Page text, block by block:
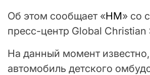
Об этом сообщает «НМ» со
пресс-центр Global Christian
На данный момент известно,
автомобиль детского